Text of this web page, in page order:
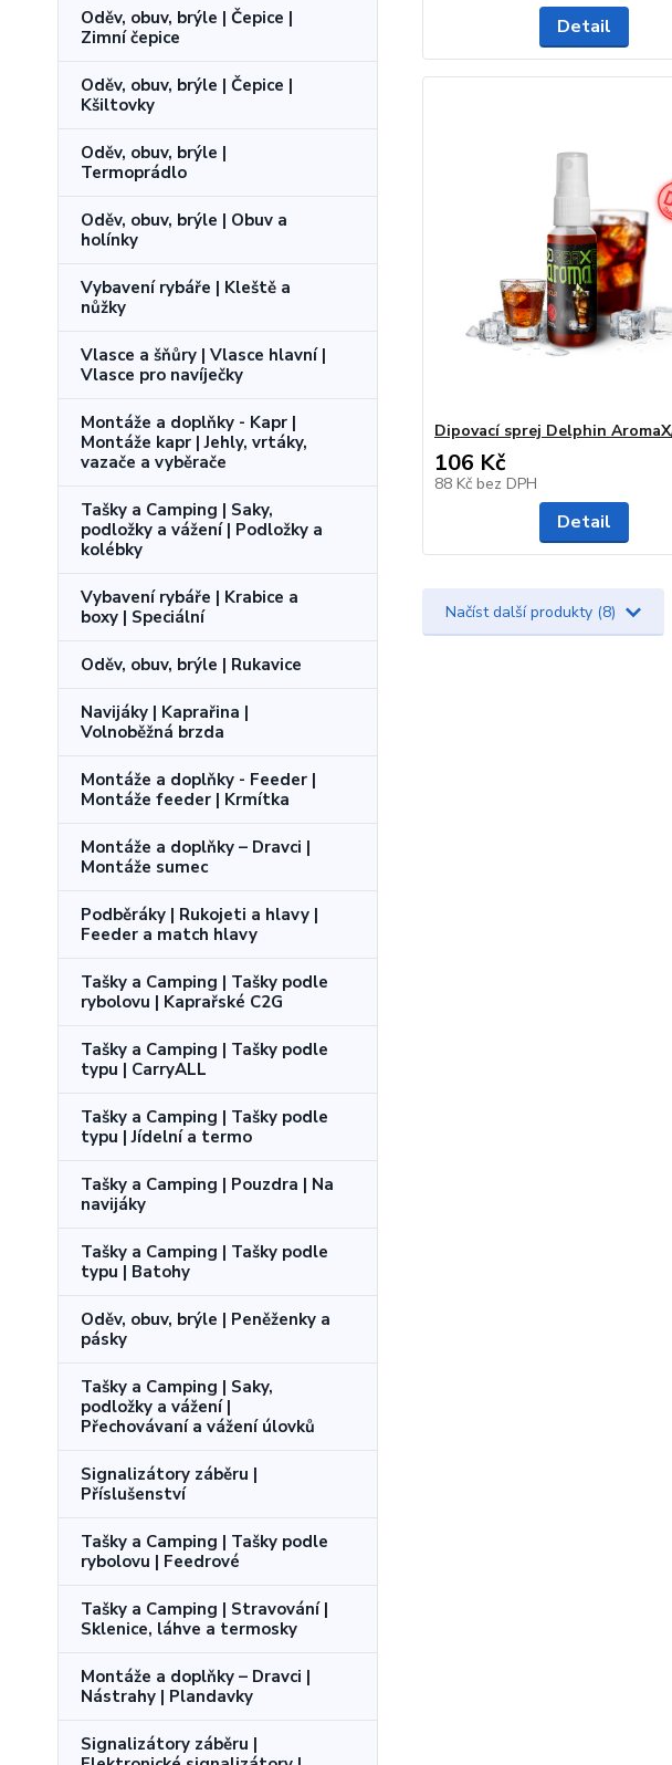
Oděv, obuv, brýle | Čepice |
Zimní čepice
Oděv, obuv, brýle | Čepice |
Kšiltovky
Oděv, obuv, brýle |
Termoprádlo
Oděv, obuv, brýle | Obuv a
holínky
Vybavení rybáře | Kleště a
nůžky
Vlasce a šňůry | Vlasce hlavní |
Vlasce pro navíječky
Montáže a doplňky - Kapr |
Montáže kapr | Jehly, vrtáky,
vazače a vyběrače
Tašky a Camping | Saky,
podložky a vážení | Podložky a
kolébky
Vybavení rybáře | Krabice a
boxy | Speciální
Oděv, obuv, brýle | Rukavice
Navijáky | Kaprařina |
Volnoběžná brzda
Montáže a doplňky - Feeder |
Montáže feeder | Krmítka
Montáže a doplňky – Dravci |
Montáže sumec
Podběráky | Rukojeti a hlavy |
Feeder a match hlavy
Tašky a Camping | Tašky podle
rybolovu | Kaprařské C2G
Tašky a Camping | Tašky podle
typu | CarryALL
Tašky a Camping | Tašky podle
typu | Jídelní a termo
Tašky a Camping | Pouzdra | Na
navijáky
Tašky a Camping | Tašky podle
typu | Batohy
Oděv, obuv, brýle | Peněženky a
pásky
Tašky a Camping | Saky,
podložky a vážení |
Přechovávaní a vážení úlovků
Signalizátory záběru |
Příslušenství
Tašky a Camping | Tašky podle
rybolovu | Feedrové
Tašky a Camping | Stravování |
Sklenice, láhve a termosky
Montáže a doplňky – Dravci |
Nástrahy | Plandavky
Signalizátory záběru |
Detail
Dipovací sprej Delphin
106 Kč
88 Kč bez DPH
Detail
Načíst další produkty (8)